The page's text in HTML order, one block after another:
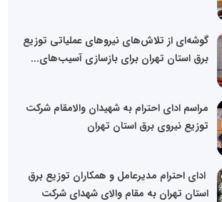
گوشه‌ای از تلاش‌های نیروهای عملیاتی توزیع
برق استان تهران برای بازسازی آسیب‌های...
مراسم ادای احترام به شهیدان والامقام شرکت
توزیع نیروی برق استان تهران
️ ادای احترام مدیرعامل و همکاران توزیع برق
استان تهران به مقام والای شهدای شرکت